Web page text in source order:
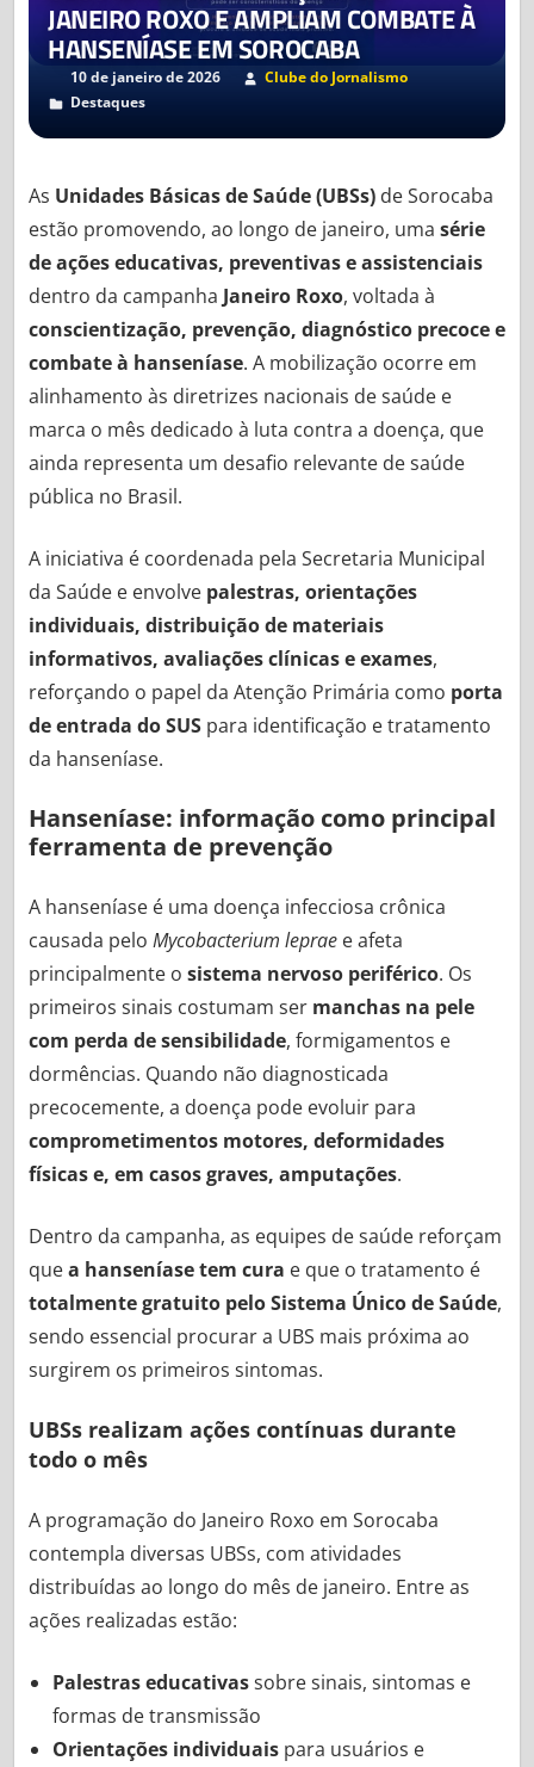
Notícias,
onde
estudantes
prática
mentoria,
portfólio
validado
e
experiência
antes
do
primeiro
emprego.
JANEIRO ROXO E AMPLIAM COMBATE À
HANSENÍASE EM SOROCABA
10 de janeiro de 2026
Clube do Jornalismo
Destaques
Leave a comment
As Unidades Básicas de Saúde (UBSs) de Sorocaba
estão promovendo, ao longo de janeiro, uma série
de ações educativas, preventivas e assistenciais
dentro da campanha Janeiro Roxo, voltada à
conscientização, prevenção, diagnóstico precoce e
combate à hanseníase. A mobilização ocorre em
alinhamento às diretrizes nacionais de saúde e
marca o mês dedicado à luta contra a doença, que
ainda representa um desafio relevante de saúde
pública no Brasil.
A iniciativa é coordenada pela Secretaria Municipal
da Saúde e envolve palestras, orientações
individuais, distribuição de materiais
informativos, avaliações clínicas e exames,
reforçando o papel da Atenção Primária como porta
de entrada do SUS para identificação e tratamento
da hanseníase.
Hanseníase: informação como principal
ferramenta de prevenção
A hanseníase é uma doença infecciosa crônica
causada pelo Mycobacterium leprae e afeta
principalmente o sistema nervoso periférico. Os
primeiros sinais costumam ser manchas na pele
com perda de sensibilidade, formigamentos e
dormências. Quando não diagnosticada
precocemente, a doença pode evoluir para
comprometimentos motores, deformidades
físicas e, em casos graves, amputações.
Dentro da campanha, as equipes de saúde reforçam
quea hanseníase tem cura e que o tratamento é
totalmente gratuito pelo Sistema Único de Saúde,
sendo essencial procurar a UBS mais próxima ao
surgirem os primeiros sintomas.
UBSs realizam ações contínuas durante
todo o mês
A programação do Janeiro Roxo em Sorocaba
contempla diversas UBSs, com atividades
distribuídas ao longo do mês de janeiro. Entre as
ações realizadas estão:
Palestras educativassobre sinais, sintomas e
formas de transmissão
Orientações individuais para usuários e